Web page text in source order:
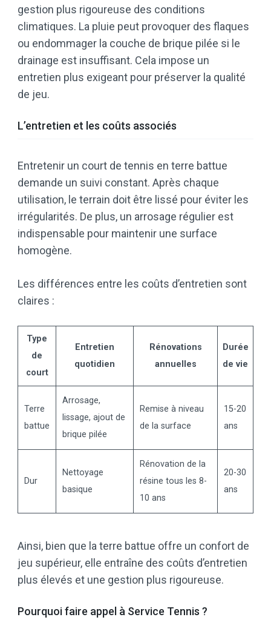
gestion plus rigoureuse des conditions
climatiques. La pluie peut provoquer des flaques
ou endommager la couche de brique pilée si le
drainage est insuffisant. Cela impose un
entretien plus exigeant pour préserver la qualité
de jeu.
L’entretien et les coûts associés
Entretenir un court de tennis en terre battue
demande un suivi constant. Après chaque
utilisation, le terrain doit être lissé pour éviter les
irrégularités. De plus, un arrosage régulier est
indispensable pour maintenir une surface
homogène.
Les différences entre les coûts d’entretien sont
claires :
Type
de
court
Entretien
quotidien
Rénovations
annuelles
Durée
de vie
Terre
battue
Arrosage,
lissage, ajout de
brique pilée
Remise à niveau
de la surface
15-20
ans
Dur
Nettoyage
basique
Rénovation de la
résine tous les 8-
10 ans
20-30
ans
Ainsi, bien que la terre battue offre un confort de
jeu supérieur, elle entraîne des coûts d’entretien
plus élevés et une gestion plus rigoureuse.
Pourquoi faire appel à Service Tennis ?